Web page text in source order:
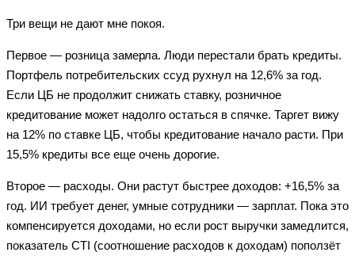
Три вещи не дают мне покоя.
Первое — розница замерла. Люди перестали брать кредиты.
Портфель потребительских ссуд рухнул на 12,6% за год.
Если ЦБ не продолжит снижать ставку, розничное
кредитование может надолго остаться в спячке. Таргет вижу
на 12% по ставке ЦБ, чтобы кредитование начало расти. При
15,5% кредиты все еще очень дорогие.
Второе — расходы. Они растут быстрее доходов: +16,5% за
год. ИИ требует денег, умные сотрудники — зарплат. Пока это
компенсируется доходами, но если рост выручки замедлится,
показатель CTI (соотношение расходов к доходам) поползёт